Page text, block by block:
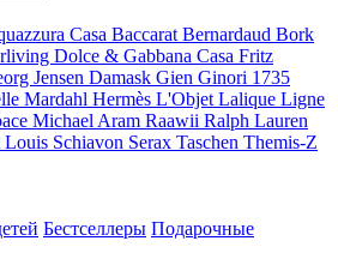
Casa Baccarat Bernardaud Bork
Dolce & Gabbana Casa Fritz
Jensen Damask Gien Ginori 1735
Mardahl Hermès L'Objet Lalique Ligne
Michael Aram Raawii Ralph Lauren
Louis Schiavon Serax Taschen Themis-Z
Бестселлеры Подарочные